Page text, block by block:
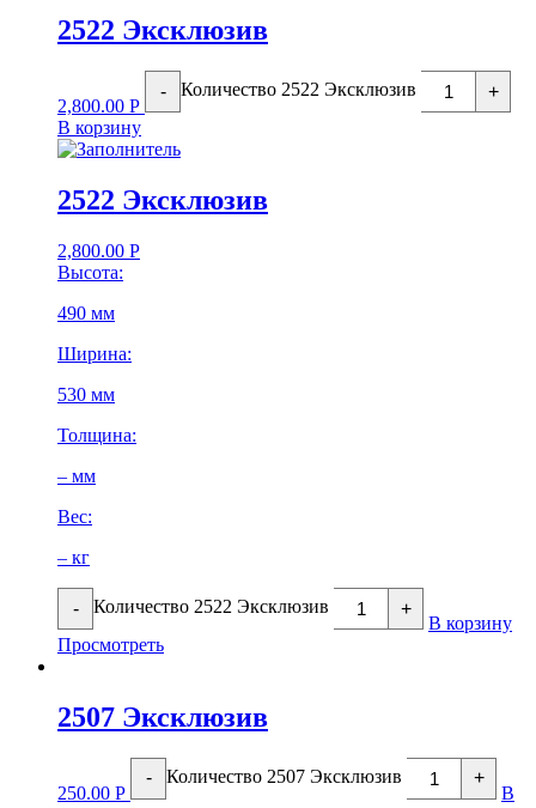
2522 Эксклюзив
2,800.00 Р
- Количество 2522 Эксклюзив
+
В корзину
2522 Эксклюзив
2,800.00 Р
Высота:
490 мм
Ширина:
530 мм
Толщина:
– мм
Вес:
– кг
- Количество 2522 Эксклюзив +
В корзину
Просмотреть
2507 Эксклюзив
250.00 Р
- Количество 2507 Эксклюзив +
В